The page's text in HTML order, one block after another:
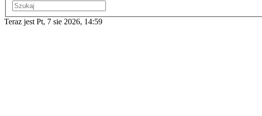
Teraz jest Pt, 7 sie 2026, 14:59